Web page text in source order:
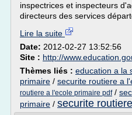
inspectrices et inspecteurs
directeurs des services
Lire la suite
Date: 2012-02-27 13:52:56
Site : http://
Thèmes liés : education a la
primaire / securite routiere a
routiere a l'ecole primaire pdf/
primaire / securite